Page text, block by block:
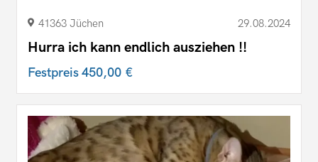
41363 Jüchen 29.08.2024
Hurra ich kann endlich ausziehen !!
Festpreis450,00 €